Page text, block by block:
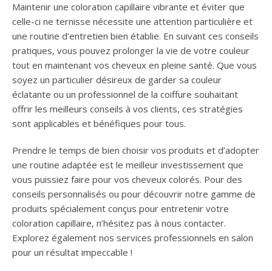
Maintenir une coloration capillaire vibrante et éviter que
celle-ci ne ternisse nécessite une attention particulière et
une routine d’entretien bien établie. En suivant ces conseils
pratiques, vous pouvez prolonger la vie de votre couleur
tout en maintenant vos cheveux en pleine santé. Que vous
soyez un particulier désireux de garder sa couleur
éclatante ou un professionnel de la coiffure souhaitant
offrir les meilleurs conseils à vos clients, ces stratégies
sont applicables et bénéfiques pour tous.
Prendre le temps de bien choisir vos produits et d’adopter
une routine adaptée est le meilleur investissement que
vous puissiez faire pour vos cheveux colorés. Pour des
conseils personnalisés ou pour découvrir notre gamme de
produits spécialement conçus pour entretenir votre
coloration capillaire, n’hésitez pas à nous contacter.
Explorez également nos services professionnels en salon
pour un résultat impeccable !